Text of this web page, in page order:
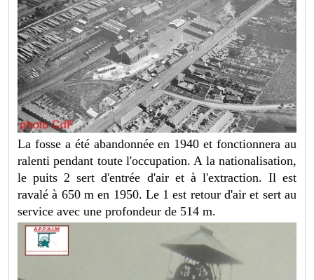
La fosse a été abandonnée en 1940 et fonctionnera au
ralenti pendant toute l'occupation. A la nationalisation,
le puits 2 sert d'entrée d'air et à l'extraction. Il est
ravalé à 650 m en 1950. Le 1 est retour d'air et sert au
service avec une profondeur de 514 m.